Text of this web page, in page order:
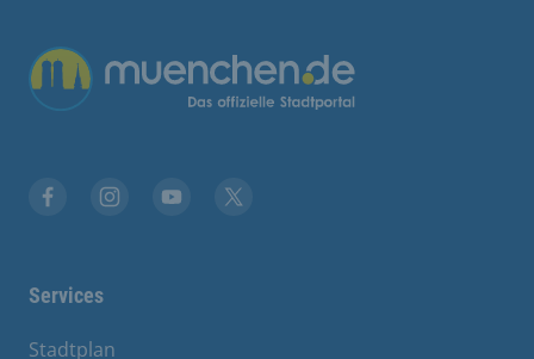
Übergreifende Links
Services
Stadtplan